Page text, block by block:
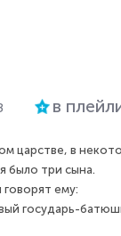
в
царстве, в
было три сына.
говорят ему:
государь-